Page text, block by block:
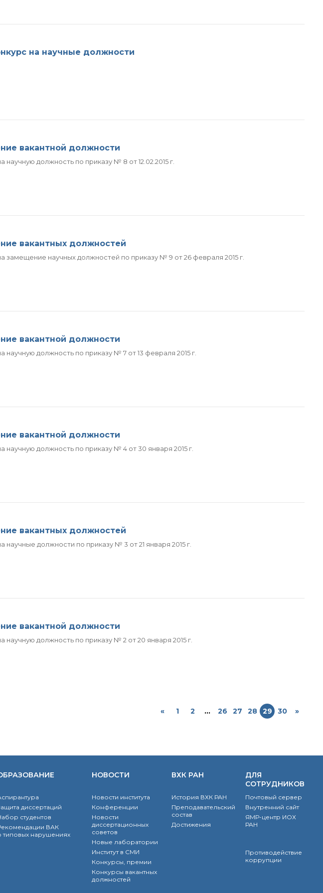
на научные должности
вакантной должности
научную должность по приказу № 8 от 12.02.2015 г.
вакантных должностей
замещение научных должностей по приказу № 9 от 26 февраля 2015 г.
вакантной должности
научную должность по приказу № 7 от 13 февраля 2015 г.
вакантной должности
научную должность по приказу № 4 от 30 января 2015 г.
вакантных должностей
научные должности по приказу № 3 от 21 января 2015 г.
вакантной должности
научную должность по приказу № 2 от 20 января 2015 г.
« 1 2 ... 26 27 28 29 30 »
диссертаций
студентов
ВАК
типовых нарушениях
НОВОСТИ
Новости института
Конференции
Новости
диссертационных
советов
Новые лаборатории
Институт в СМИ
Конкурсы, премии
Конкурсы вакантных
должностей
ВХК РАН
История ВХК РАН
Преподавательский
состав
Достижения
ДЛЯ
СОТРУДНИКОВ
Почтовый сервер
Внутренний сайт
ЯМР-центр ИОХ
РАН
Противодействие
коррупции